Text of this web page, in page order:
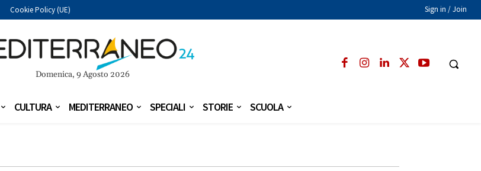
Cookie Policy (UE) Sign in / Join
Domenica, 9 Agosto 2026
CULTURA MEDITERRANEO SPECIALI STORIE SCUOLA